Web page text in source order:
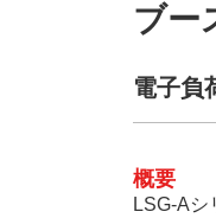
ブー
電子負
概要
LSG-A